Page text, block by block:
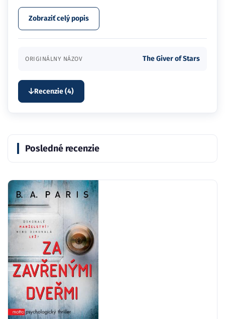
Zobraziť celý popis
ORIGINÁLNY NÁZOV The Giver of Stars
Recenzie (4)
Posledné recenzie